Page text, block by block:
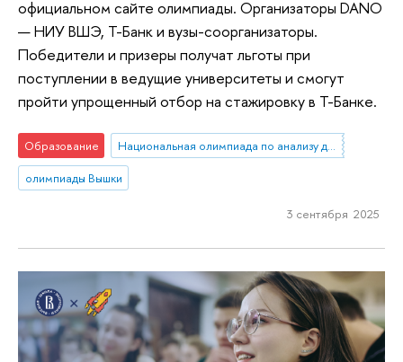
официальном сайте олимпиады. Организаторы DANO
— НИУ ВШЭ, Т-Банк и вузы-соорганизаторы.
Победители и призеры получат льготы при
поступлении в ведущие университеты и смогут
пройти упрощенный отбор на стажировку в Т-Банке.
Образование
Национальная олимпиада по анализу данных «DANO»
олимпиады Вышки
3 сентября 2025